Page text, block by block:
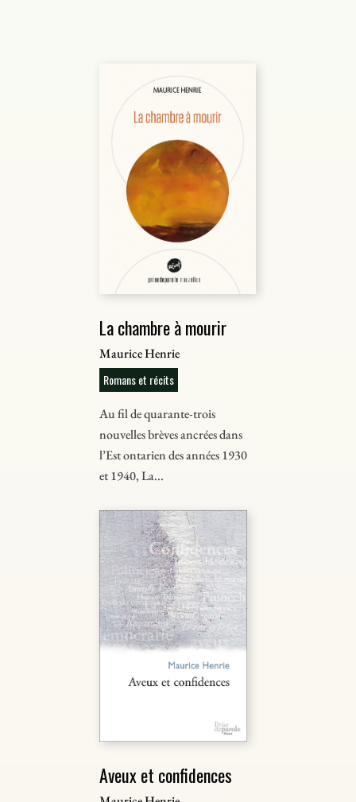
La chambre à mourir
Maurice Henrie
Romans et récits
Au fil de quarante-trois
nouvelles brèves ancrées dans
l’Est ontarien des années 1930
et 1940, La...
Aveux et confidences